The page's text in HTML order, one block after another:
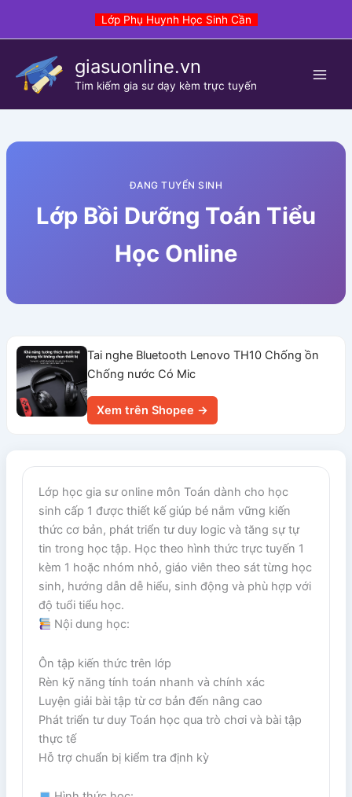
Lớp Phụ Huynh Học Sinh Cần
giasuonline.vn
Tim kiếm gia sư dạy kèm trực tuyến
ĐANG TUYỂN SINH
Lớp Bồi Dưỡng Toán Tiểu
Học Online
Tai nghe Bluetooth Lenovo TH10 Chống ồn
Chống nước Có Mic
Xem trên Shopee →
Lớp học gia sư online môn Toán dành cho học
sinh cấp 1 được thiết kế giúp bé nắm vững kiến
thức cơ bản, phát triển tư duy logic và tăng sự tự
tin trong học tập. Học theo hình thức trực tuyến 1
kèm 1 hoặc nhóm nhỏ, giáo viên theo sát từng học
sinh, hướng dẫn dễ hiểu, sinh động và phù hợp với
độ tuổi tiểu học.
Nội dung học:
Ôn tập kiến thức trên lớp
Rèn kỹ năng tính toán nhanh và chính xác
Luyện giải bài tập từ cơ bản đến nâng cao
Phát triển tư duy Toán học qua trò chơi và bài tập
thực tế
Hỗ trợ chuẩn bị kiểm tra định kỳ